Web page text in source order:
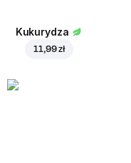
Kukurydza
11,99 zł